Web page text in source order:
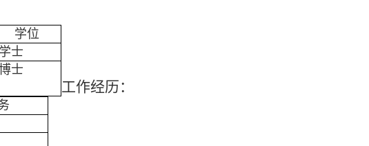
学位
学士
士
工作经历：